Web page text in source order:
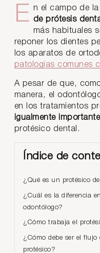
En el campo de
de prótesis
más habituales
reponer los dientes
los aparatos de
patologías comunes
A pesar de que,
manera, el
en los tratamientos
igualmente importante
protésico dental.
Índice de
¿Qué es un protésico
¿Cuál es la diferencia
odontólogo?
¿Cómo trabaja el
¿Cómo debe ser el flujo
protésico?